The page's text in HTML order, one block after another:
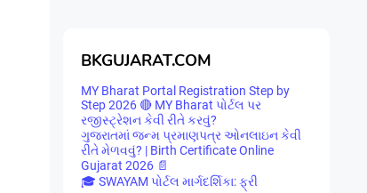
BKGUJARAT.COM
MY Bharat Portal Registration Step by
Step 2026 🔴 MY Bharat પોર્ટલ પર
રજીસ્ટ્રેશન કેવી રીતે કરવું?
ગુજરાતમાં જન્મ પ્રમાણપત્ર ઓનલાઇન કેવી
રીતે મેળવવું? | Birth Certificate Online
Gujarat 2026 📄
🎓 SWAYAM પોર્ટલ માર્ગદર્શિકા: ફ્રી